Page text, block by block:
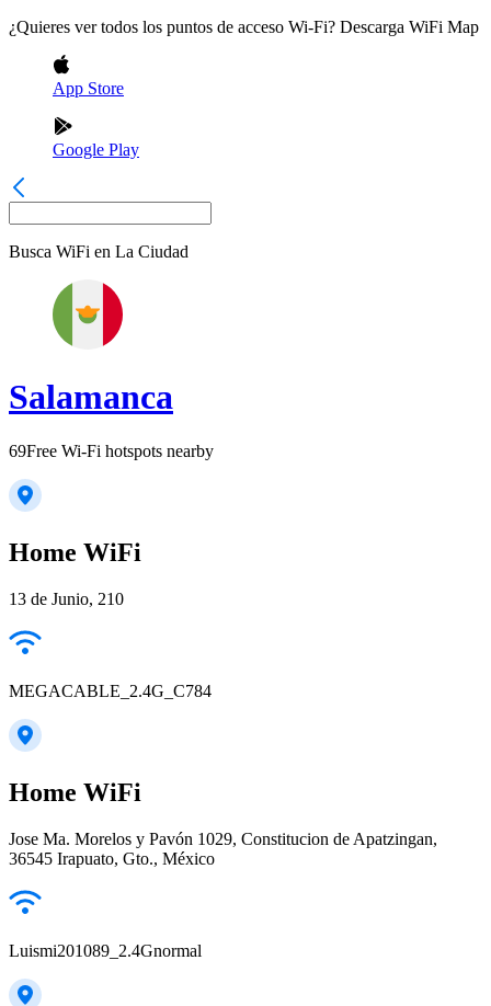
¿Quieres ver todos los puntos de acceso Wi-Fi? Descarga WiFi Map
App Store
Google Play
Busca WiFi en La Ciudad
Salamanca
69Free Wi-Fi hotspots nearby
Home WiFi
13 de Junio, 210
MEGACABLE_2.4G_C784
Home WiFi
Jose Ma. Morelos y Pavón 1029, Constitucion de Apatzingan,
36545 Irapuato, Gto., México
Luismi201089_2.4Gnormal